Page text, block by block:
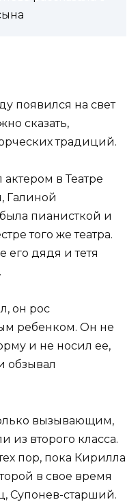
появился на свет
сказать,
традиций.
в Театре
Галиной
пианисткой и
того же театра.
его дядя и тетя
он рос
ребенком. Он не
и не носил ее,
обзывал
вызывающим,
из второго класса.
пор, пока Кирилла
в свое время
Супонев-старший.